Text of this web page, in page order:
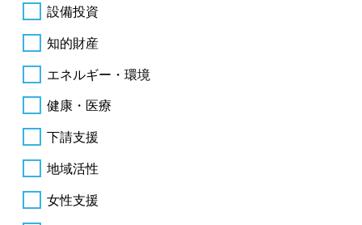
設備投資
知的財産
エネルギー・環境
健康・医療
下請支援
地域活性
女性支援